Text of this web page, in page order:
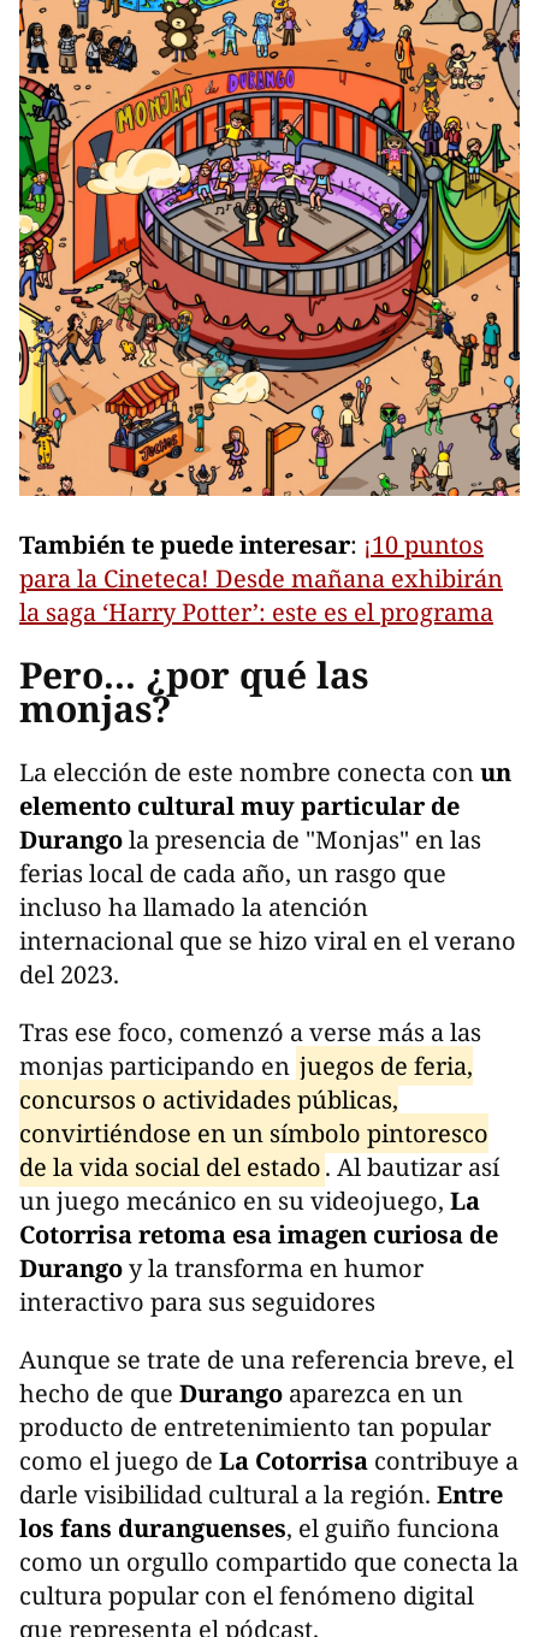
También te puede interesar: ¡10 puntos
para la Cineteca! Desde mañana exhibirán
la saga ‘Harry Potter’: este es el programa
Pero... ¿por qué las
monjas?
La elección de este nombre conecta conun
elemento cultural muy particular de
Durangola presencia de "Monjas" en las
ferias local de cada año, un rasgo que
incluso ha llamado la atención
internacional que se hizo viral en el verano
del 2023.
Tras ese foco, comenzó a verse más a las
monjas participando en juegos de feria,
concursos o actividades públicas,
convirtiéndose en un símbolo pintoresco
de la vida social del estado. Al bautizar así
un juego mecánico en su videojuego, La
Cotorrisa retoma esa imagen curiosa de
Durangoy la transforma en humor
interactivo para sus seguidores
Aunque se trate de una referencia breve, el
hecho de que Durango aparezca en un
producto de entretenimiento tan popular
como el juego de La Cotorrisa contribuye a
darle visibilidad cultural a la región. Entre
los fans duranguenses, el guiño funciona
como un orgullo compartido que conecta la
cultura popular con el fenómeno digital
que representa el pódcast.